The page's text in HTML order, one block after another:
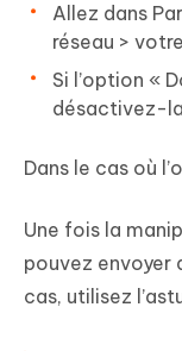
Allez dans
réseau >
Si l’option «
désactivez-
Dans le cas où
Une fois la
pouvez envoyer
cas, utilisez